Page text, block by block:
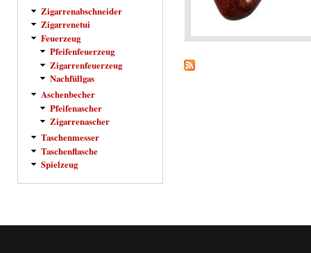
Zigarrenabschneider
Zigarrenetui
Feuerzeug
Pfeifenfeuerzeug
Zigarrenfeuerzeug
Nachfüllgas
Aschenbecher
Pfeifenascher
Zigarrenascher
Taschenmesser
Taschenflasche
Spielzeug